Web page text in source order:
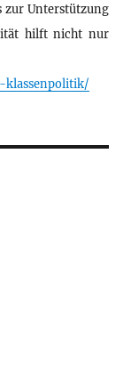
zur Unterstützung
hilft nicht nur
klassenpolitik/